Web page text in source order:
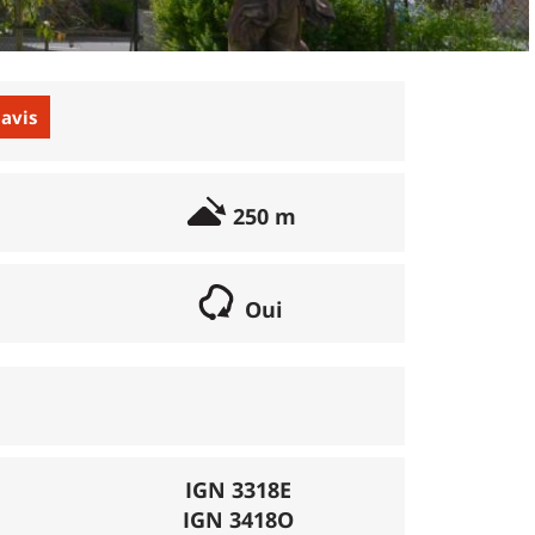
250 m
Oui
lorsqu'il s'agit d'une boucle. Les chemins
peut se réaliser avec un vélo semi
IGN 3318E
IGN 3418O